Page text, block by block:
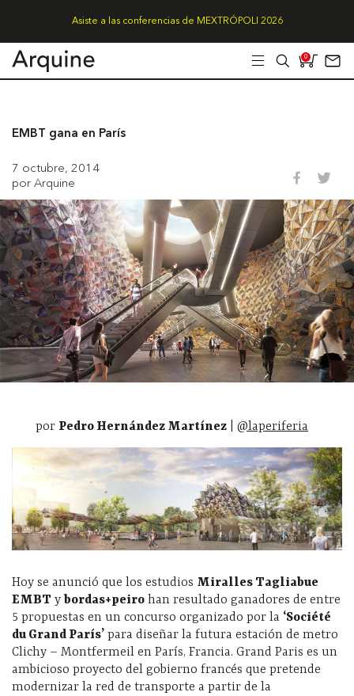
Asiste a las conferencias de MEXTRÓPOLI 2026
0
EMBT gana en París
7 octubre, 2014
por Arquine
por Pedro Hernández Martínez @laperiferia
Hoy se anunció que los estudios Miralles Tagliabue
EMBT y bordas+peiro han resultado ganadores de entre
5 propuestas en un concurso organizado por la ‘Société
du Grand París’ para diseñar la futura estación de metro
Clichy – Montfermeil en París, Francia. Grand Paris es un
ambicioso proyecto del gobierno francés que pretende
modernizar la red de transporte a partir de la